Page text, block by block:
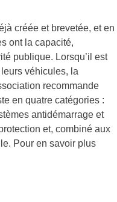
créée et brevetée, et en
ont la capacité,
publique. Lorsqu’il est
véhicules, la
recommande
en quatre catégories :
antidémarrage et
et, combiné aux
Pour en savoir plus